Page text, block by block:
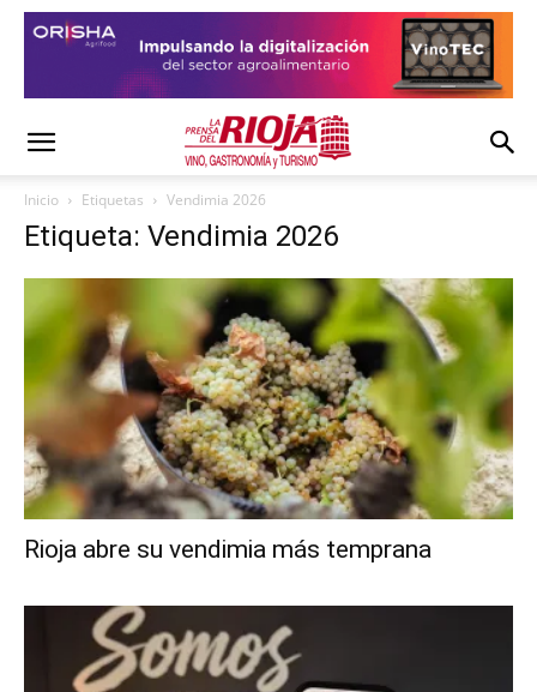
Inicio Etiquetas Vendimia 2026
Etiqueta: Vendimia 2026
Rioja abre su vendimia más temprana